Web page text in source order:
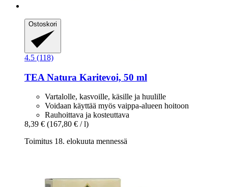
Ostoskori
4.5 (118)
TEA Natura Karitevoi, 50 ml
Vartalolle, kasvoille, käsille ja huulille
Voidaan käyttää myös vaippa-alueen hoitoon
Rauhoittava ja kosteuttava
8,39 € (167,80 € / l)
Toimitus 18. elokuuta mennessä